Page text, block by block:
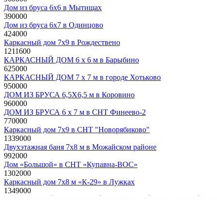
Дом из бруса 6x6 в Мытищах
390000
Дом из бруса 6x7 в Одинцово
424000
Каркасный дом 7х9 в Рождествено
1211600
КАРКАСНЫЙ ДОМ 6 х 6 м в Барыбино
625000
КАРКАСНЫЙ ДОМ 7 х 7 м в городе Хотьково
950000
ДОМ ИЗ БРУСА 6,5Х6,5 м в Коровино
960000
ДОМ ИЗ БРУСА 6 х 7 м в СНТ Финеево-2
770000
Каркасный дом 7х9 в СНТ "Новорябиково"
1339000
Двухэтажная баня 7х8 м в Можайском районе
992000
Дом «Большой» в СНТ «Купавна-ВОС»
1302000
Каркасный дом 7х8 м «К-29» в Лужках
1349000